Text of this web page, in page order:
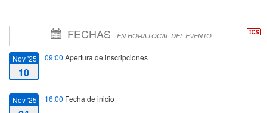
FECHAS EN HORA LOCAL DEL EVENTO
Nov '25
10
09:00 Apertura de inscripciones
Nov '25 16:00 Fecha de inicio